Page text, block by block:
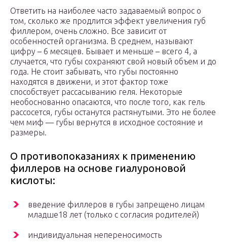
Ответить на наиболее часто задаваемый вопрос о
том, сколько же продлится эффект увеличения губ
филлером, очень сложно. Все зависит от
особенностей организма. В среднем, называют
цифру – 6 месяцев. Бывает и меньше – всего 4, а
случается, что губы сохраняют свой новый объем и до
года. Не стоит забывать, что губы постоянно
находятся в движени, и этот фактор тоже
способствует рассасыванию геля. Некоторые
необоснованно опасаются, что после того, как гель
рассосется, губы останутся растянутыми. Это не более
чем миф — губы вернутся в исходное состояние и
размеры.
О противопоказаниях к применению
филлеров на основе гиалуроновой
кислоты:
введение филлеров в губы запрещено лицам
младше18 лет (только с согласия родителей)
индивидуальная непереносимость